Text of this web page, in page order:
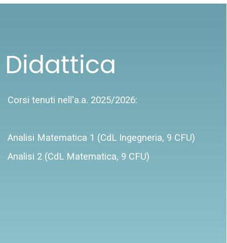
Didattica
Corsi tenuti nell'a.a. 2025/2026:
Analisi Matematica 1 (CdL Ingegneria, 9 CFU)
Analisi 2 (CdL Matematica, 9 CFU)